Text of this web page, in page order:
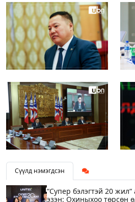
Сүүлд нэмэгдсэн
“Супер бэлэгтэй 20
эзэн: Охиныхоо төрсөн